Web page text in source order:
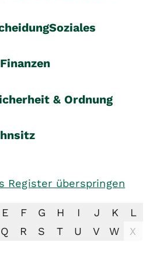
Soziales
& Ordnung
Register überspringen
E F G H I J K
L
Q R S T U V W
X